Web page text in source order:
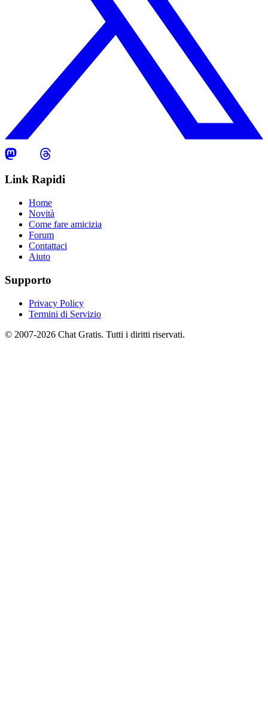
Link Rapidi
Home
Novità
Come fare amicizia
Forum
Contattaci
Aiuto
Supporto
Privacy Policy
Termini di Servizio
© 2007-2026 Chat Gratis. Tutti i diritti riservati.